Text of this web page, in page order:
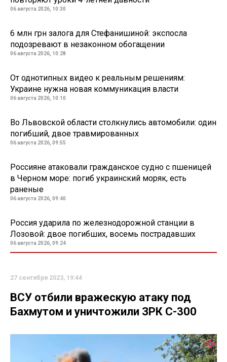
06 августа 2026, 10:30
6 млн грн залога для Стефанишиной: экспосла
подозревают в незаконном обогащении
06 августа 2026, 10:28
От однотипных видео к реальным решениям:
Украине нужна новая коммуникация власти
06 августа 2026, 10:10
Во Львовской области столкнулись автомобили: один
погибший, двое травмированных
06 августа 2026, 09:55
Россияне атаковали гражданское судно с пшеницей
в Черном море: погиб украинский моряк, есть
раненые
06 августа 2026, 09:40
Россия ударила по железнодорожной станции в
Лозовой: двое погибших, восемь пострадавших
06 августа 2026, 09:24
27 сентября 2023, 19:44
ВСУ отбили вражескую атаку под
Бахмутом и уничтожили ЗРК С-300